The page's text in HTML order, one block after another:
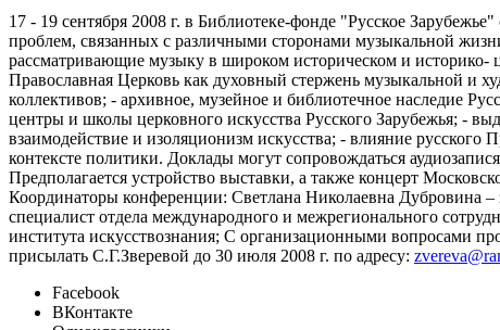
17 - 19 сентября 2008 г. в Библиотеке-фонде "Русское
проблем, связанных с различными сторонами музыкальной
рассматривающие музыку в широком историческом и историко-
Православная Церковь как духовный стержень музыкальной и
коллективов; - архивное, музейное и библиотечное наследие
центры и школы церковного искусства Русского Зарубежья; -
взаимодействие и изоляционизм искусства; - влияние
контексте политики. Доклады могут сопровождаться
Предполагается устройство выставки, а также концерт
Координаторы конференции: Светлана Николаевна Дубровина
специалист отдела международного и межрегионального
института искусствознания; С организационными вопросами
присылать С.Г.Зверевой до 30 июля 2008 г. по адресу:
Facebook
ВКонтакте